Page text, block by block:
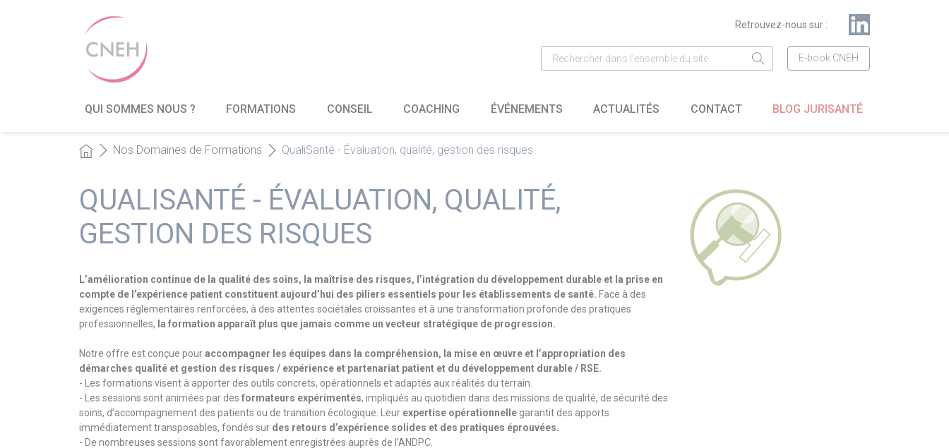
Retrouvez-nous sur :
E-book CNEH
QUI SOMMES NOUS ? FORMATIONS CONSEIL COACHING ÉVÉNEMENTS ACTUALITÉS CONTACT BLOG JURISANTÉ
Nos Domaines de Formations QualiSanté - Évaluation, qualité, gestion des risques
QUALISANTÉ - ÉVALUATION, QUALITÉ,
GESTION DES RISQUES
L’amélioration continue de la qualité des soins, la maîtrise des risques, l’intégration du développement durable et la prise en
compte de l’expérience patient constituent aujourd’hui des piliers essentiels pour les établissements de santé. Face à des
exigences réglementaires renforcées, à des attentes sociétales croissantes et à une transformation profonde des pratiques
professionnelles, la formation apparaît plus que jamais comme un vecteur stratégique de progression.
Notre offre est conçue pouraccompagner les équipes dans la compréhension, la mise en œuvre et l’appropriation des
démarches qualité et gestion des risques / expérience et partenariat patient et du développement durable / RSE.
- Les formations visent à apporter des outils concrets, opérationnels et adaptés aux réalités du terrain.
- Les sessions sont animées par des formateurs expérimentés, impliqués au quotidien dans des missions de qualité, de sécurité des
soins, d’accompagnement des patients ou de transition écologique. Leur expertise opérationnelle garantit des apports
immédiatement transposables, fondés sur des retours d’expérience solides et des pratiques éprouvées.
- De nombreuses sessions sont favorablement enregistrées auprès de l’ANDPC.